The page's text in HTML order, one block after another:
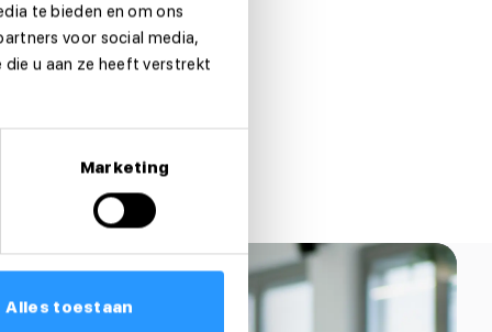
te bieden en om ons
voor social media,
u aan ze heeft verstrekt
Marketing
Alles toestaan